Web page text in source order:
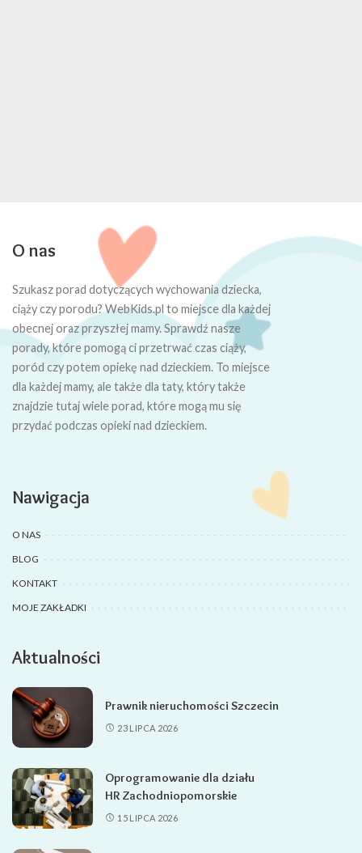
O nas
Szukasz porad dotyczących wychowania dziecka,
ciąży czy porodu? WebKids.pl to miejsce dla każdej
obecnej oraz przyszłej mamy. Sprawdź nasze
porady, które pomogą ci przetrwać czas ciąży,
poród czy potem opiekę nad dzieckiem. To miejsce
dla każdej mamy, ale także dla taty, który także
znajdzie tutaj wiele porad, które mogą mu się
przydać podczas opieki nad dzieckiem.
Nawigacja
O NAS
BLOG
KONTAKT
MOJE ZAKŁADKI
Aktualności
Prawnik nieruchomości Szczecin
23 LIPCA 2026
Oprogramowanie dla działu
HR Zachodniopomorskie
15 LIPCA 2026